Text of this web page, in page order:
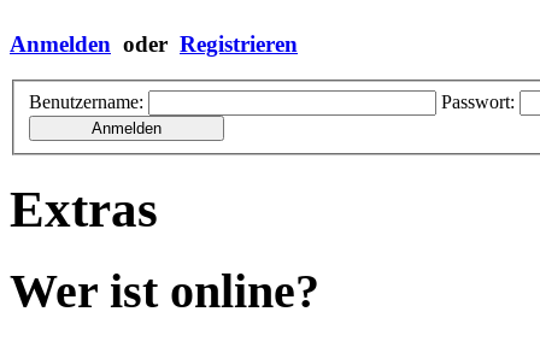
Anmelden oder Registrieren
Benutzername: Passwort:
Extras
Wer ist online?